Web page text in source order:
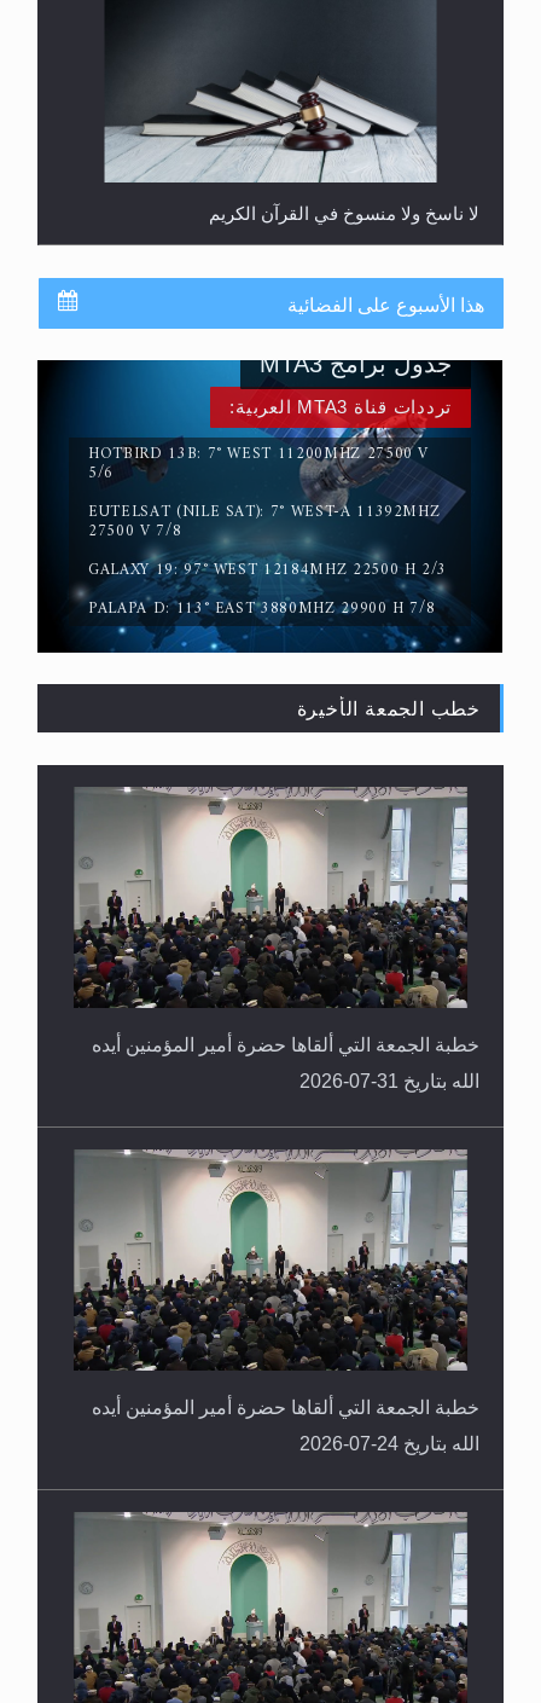
لا ناسخ ولا منسوخ في القرآن الكريم
المفهوم الحقيقي للجهاد الإسلامي..
سورة التكوير تُنبئ بزمن بعثة المسيح الموعود عليه
السلام
هذا الأسبوع على الفضائية
ترددات قناة MTA3 العربية:
HOTBIRD 13B: 7° WEST 11200MHZ 27500 V
5/6
EUTELSAT (NILE SAT): 7° WEST-A 11392MHZ
27500 V 7/8
GALAXY 19: 97° WEST 12184MHZ 22500 H 2/3
PALAPA D: 113° EAST 3880MHZ 29900 H 7/8
جدول برامج MTA3
خطب الجمعة الأخيرة
خطبة الجمعة التي ألقاها حضرة أمير المؤمنين أيده
الله بتاريخ 31-07-2026
خطبة الجمعة التي ألقاها حضرة أمير المؤمنين أيده
الله بتاريخ 24-07-2026